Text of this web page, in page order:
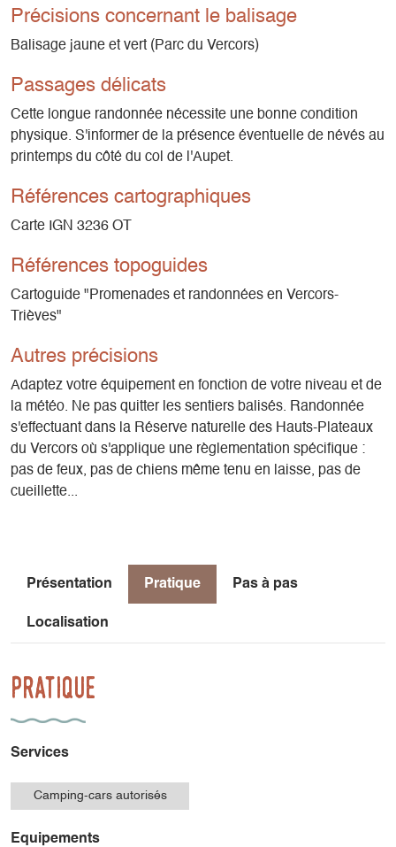
Précisions concernant le balisage
Balisage jaune et vert (Parc du Vercors)
Passages délicats
Cette longue randonnée nécessite une bonne condition
physique. S'informer de la présence éventuelle de névés au
printemps du côté du col de l'Aupet.
Références cartographiques
Carte IGN 3236 OT
Références topoguides
Cartoguide "Promenades et randonnées en Vercors-
Trièves"
Autres précisions
Adaptez votre équipement en fonction de votre niveau et de
la météo. Ne pas quitter les sentiers balisés. Randonnée
s'effectuant dans la Réserve naturelle des Hauts-Plateaux
du Vercors où s'applique une règlementation spécifique :
pas de feux, pas de chiens même tenu en laisse, pas de
cueillette...
Présentation Pratique Pas à pas
Localisation
Pratique
Services
Camping-cars autorisés
Equipements